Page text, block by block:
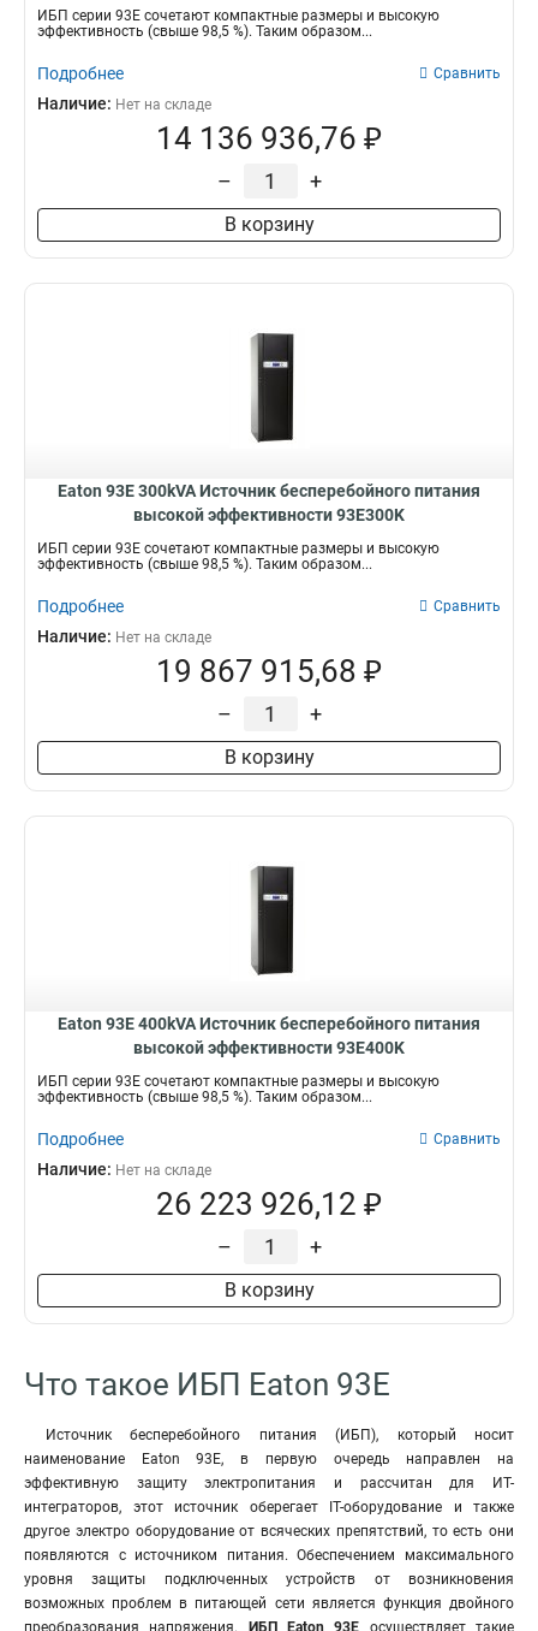
ИБП серии 93Е сочетают компактные размеры и высокую
эффективность (свыше 98,5 %). Таким образом...
Подробнее Сравнить
Наличие: Нет на складе
14 136 936,76 ₽
– +
В корзину
Eaton 93E 300kVA Источник бесперебойного питания
высокой эффективности 93E300K
ИБП серии 93Е сочетают компактные размеры и высокую
эффективность (свыше 98,5 %). Таким образом...
Подробнее Сравнить
Наличие: Нет на складе
19 867 915,68 ₽
– +
В корзину
Eaton 93E 400kVA Источник бесперебойного питания
высокой эффективности 93E400K
ИБП серии 93Е сочетают компактные размеры и высокую
эффективность (свыше 98,5 %). Таким образом...
Подробнее Сравнить
Наличие: Нет на складе
26 223 926,12 ₽
– +
В корзину
Что такое ИБП Eaton 93E
Источник бесперебойного питания (ИБП), который носит
наименование Eaton 93E, в первую очередь направлен на
эффективную защиту электропитания и рассчитан для ИТ-
интеграторов, этот источник оберегает IT-оборудование и также
другое электро оборудование от всяческих препятствий, то есть они
появляются с источником питания. Обеспечением максимального
уровня защиты подключенных устройств от возникновения
возможных проблем в питающей сети является функция двойного
преобразования напряжения.
ИБП Eaton 93E осуществляет такие